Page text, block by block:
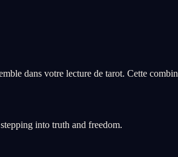
dans votre lecture de tarot. Cette
into truth and freedom.